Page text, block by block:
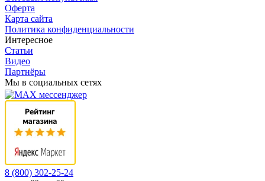
Оферта
Карта сайта
Политика конфиденциальности
Интересное
Статьи
Видео
Партнёры
Мы в социальных сетях
8 (800) 302-25-24